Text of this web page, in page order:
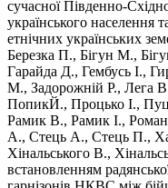
сучасної Південно-
українського населення
етнічних українських
Березка П., Бігун М.,
Гарайда Д., Гембусь І.,
М., Задорожній Р., Лега
ПопикЙ., Процько І.,
Рамик В., Рамик I.,
А., Стець А., Стець П.,
Xінальського В.,
встановленням